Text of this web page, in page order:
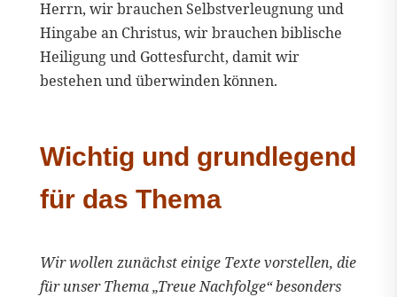
Herrn, wir brauchen Selbstverleugnung und
Hingabe an Christus, wir brauchen biblische
Heiligung und Gottesfurcht, damit wir
bestehen und überwinden können.
Wichtig und grundlegend
für das Thema
Wir wollen zunächst einige Texte vorstellen, die
für unser Thema „Treue Nachfolge“ besonders